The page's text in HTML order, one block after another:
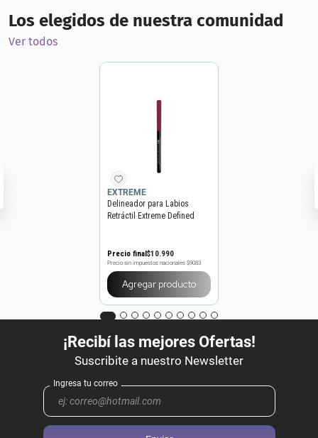
Los elegidos de nuestra comunidad
Ver todos
EXTREME
Delineador para Labios
Retráctil Extreme Defined
Precio final$10.990
Precio sin impuestos nacionales $9083
Agregar producto